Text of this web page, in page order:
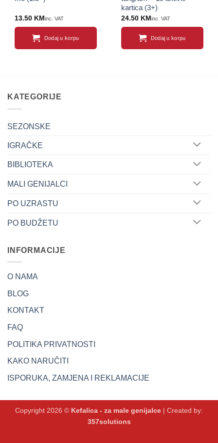
13.50 KM inc. VAT
Dodaj u korpu
kartica (3+)
24.50 KM inc. VAT
Dodaj u korpu
KATEGORIJE
SEZONSKE
IGRAČKE
BIBLIOTEKA
MALI GENIJALCI
PO UZRASTU
PO BUDŽETU
INFORMACIJE
O NAMA
BLOG
KONTAKT
FAQ
POLITIKA PRIVATNOSTI
KAKO NARUČITI
ISPORUKA, ZAMJENA I REKLAMACIJE
Copyright 2026 © Kefalica - za male genijalce | Created by:
357solutions